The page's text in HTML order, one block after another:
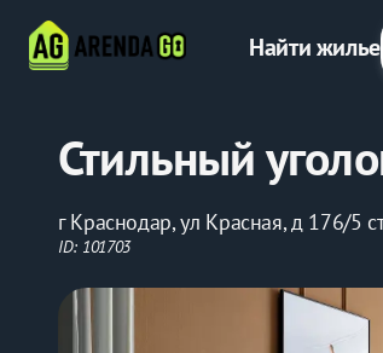
Найти жилье
Стильный
г Краснодар, ул Красная, д 176/5
ID: 101703